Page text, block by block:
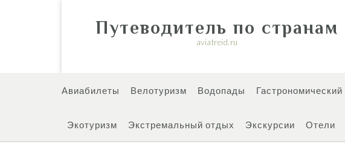
Путеводитель по странам
aviatreid.ru
Авиабилеты Велотуризм Водопады Гастрономический
Экотуризм Экстремальный отдых Экскурсии Отели